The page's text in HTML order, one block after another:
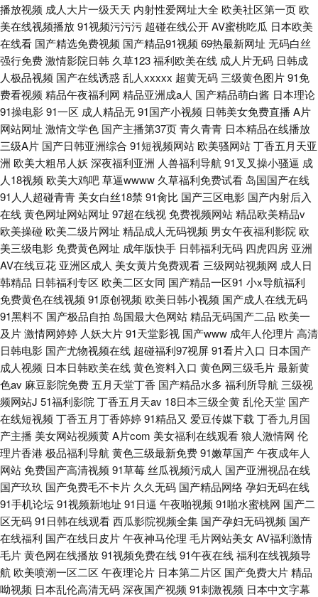
播放视频 成人大片一级天天 内射性爱网址大全 欧美社区第一页 欧
美在线视频播放91视频污污污 超碰在线公开AV蜜桃吃瓜 日本欧美
在线看 国产精选免费视频 国产精品91视频 69热最新网址 无码白丝
强行免费激情影院日韩 久草123福利欧美在线 成人片无码 日韩成
人极品视频 国产在线诱惑乱人xxxxx 超黄无码 三级黄色图片91免
费看视频 精品午夜福利网 精品亚洲成a人 国产精品萌白酱 日本理论
91操电影91一区 成人精品无91国产小视频 日韩美女免费直播 A片
网站网址 激情文学色 国产主播第37页青久青青 日本精品在线播放
三级A片 国产日韩亚洲综合 91短视频网站 欧美骚网站丁香五月天亚
洲 欧美大粗吊人妖 深夜福利亚洲 人兽福利导航 91叉叉操小骚逼 成
人18视频 欧美大鸡吧草逼wwww 久草福利免费试看 岛国国产在线
91人人超碰青青 美女白丝18禁 91肏比 国产三区电影 国产内射后入
在线黄色网址网站网址 97超在线视免费视频网站精品欧美精品v
欧美操碰 欧美二级片网址 精品成人无码视频 男女午夜福利影院 欧
美三级电影免费黄色网址 成年版快手 日韩福利无码 四虎四房 亚洲
AV在线豆花 亚洲区成人 美女黄片免费观看 三级网站视频网 成人日
韩精品 日韩福利专区 欧美二区女同 国产精品一区91 小x导航福利
免费黄色在线视频 91原创视频 欧美日韩小视频 国产成人在线无码
91黑料不 国产极品自拍 岛国最大色网站精品无码国产二品 欧美一
及片激情网婷婷 人妖大片91天堂影视 国产www 成年人伦理片高清
日韩电影 国产尤物视频在线 超碰福利97视屏91看片入口 日本国产
成人视频 日本日韩欧美在线黄色资料入口 黄色网三级毛片最新黄
色av 麻豆影院免费 五月天堂丁香 国产精品水多 福利所导航 三级视
频网站J 51福利影院 丁香五月天av 18日本三级全黄乱伦天堂 国产
在线短视频 丁香五月丁香婷婷91精品又 爱豆传媒下载 丁香九月国
产主播 美女网站视频黄A片com 美女福利在线观看狼人激情网 伦
理片香港 极品福利导航 黄色三级最新免费91嫩草国产午夜成年人
网站免费国产高清视频 91草莓丝瓜视频污成人 国产亚洲视品在线
国产玖玖 国产免费毛不卡片 久久无码 国产精品网络 孕妇无码在线
91手机论坛91视频新地址 91日逼 午夜啪视频 91啪水蜜桃网 国产二
区无码91日韩在线观看西瓜影院视频全集 国产孕妇无码视频 国产
在线福利 国产在线日皮片午夜神马伦理 毛片网站美女AV福利激情
毛片黄色网在线播放91视频免费在线91午夜在线福利在线视频导
航 欧美喷潮一区二区 午夜理论片 日本第二片区 国产免费大片精品
呦视频 日本乱伦高清无码深夜国产视频 91刺激视频 日本中文字幕